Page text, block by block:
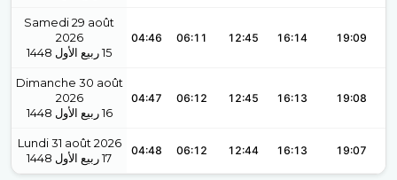
Samedi 29 août
2026
1448 ربيع الأول 15
04:46 06:11 12:45 16:14 19:09
Dimanche 30 août
2026
1448 ربيع الأول 16
04:47 06:12 12:45 16:13 19:08
Lundi 31 août 2026
1448 ربيع الأول 17
04:48 06:12 12:44 16:13 19:07